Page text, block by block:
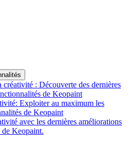
: Découverte des dernières
de Keopaint
Exploiter au maximum les
de Keopaint
avec les dernières améliorations
Keopaint.